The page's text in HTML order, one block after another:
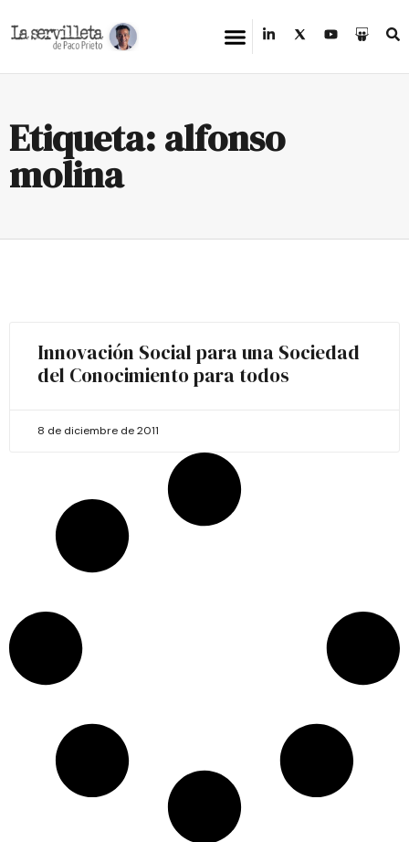
Etiqueta: alfonso
molina
Innovación Social para una Sociedad
del Conocimiento para todos
8 de diciembre de 2011